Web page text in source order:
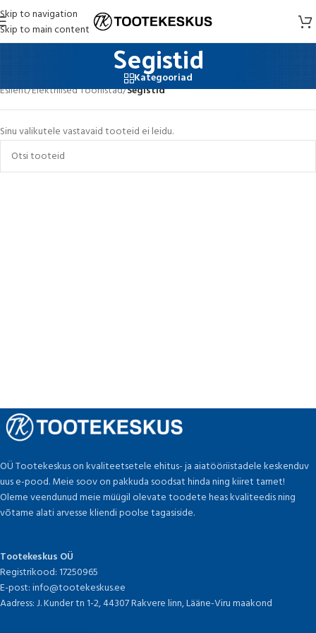
Skip to navigation
Skip to main content
Segistid
Kategooriad
Esileht/Elektrilised Tööriistad/Segistid
Sinu valikutele vastavaid tooteid ei leidu.
OÜ Tootekeskus on kvaliteetsetele ehitus- ja aiatööriistadele keskenduv
uus e-pood. Meie soov on pakkuda soodsat hinda ning kiiret tarnet!
Oleme veendunud meie müügil olevate toodete heas kvaliteedis ning
võtame alati arvesse kliendi poolse tagasiside.
Tootekeskus OÜ
Registrikood: 17250965
E-post: info@tootekeskus.ee
Aadress: J. Kunder tn 1-2, 44307 Rakvere linn, Lääne-Viru maakond